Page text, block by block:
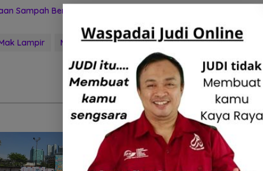
Sampah Berkelanjutan Melalui TEBA Modern
Lampir Meninggal Dunia Misteri Gunung Merapi